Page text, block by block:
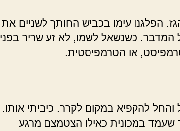
הפלגנו עימו בכביש החותך לשניים את
המדבר. כשנשאל לשמו, לא זע שריר בפני
או הטרמפיסטית.
להקפיא במקום לקרר. כיביתי אותו.
שעמד במכונית כאילו הצטמצם מרגע